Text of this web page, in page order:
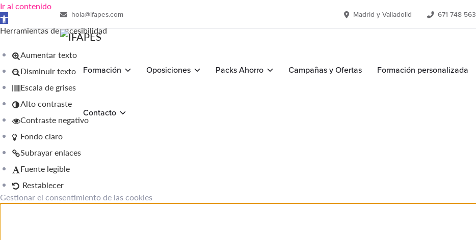
Ir al contenido
Abrir barra de herramientas
Herramientas de accesibilidad
Aumentar texto
Disminuir texto
Escala de grises
Alto contraste
Contraste negativo
Fondo claro
Subrayar enlaces
Fuente legible
Restablecer
Gestionar el consentimiento de las cookies
hola@ifapes.com Madrid y Valladolid 671 748 563
Formación Oposiciones Packs Ahorro Campañas y Ofertas Formación personalizada
Contacto